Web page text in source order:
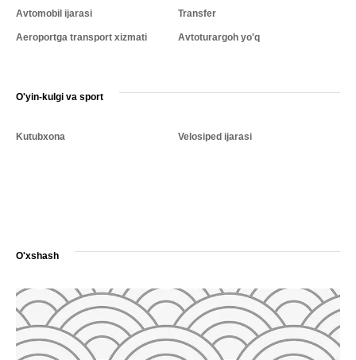
Avtomobil ijarasi
Aeroportga transport xizmati
Transfer
Avtoturargoh yo'q
O'yin-kulgi va sport
Kutubxona Velosiped ijarasi
O'xshash